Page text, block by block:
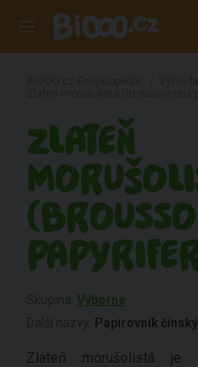
ZLATEŇ
Výborné
Papírovník
Zlateň morušolistá je